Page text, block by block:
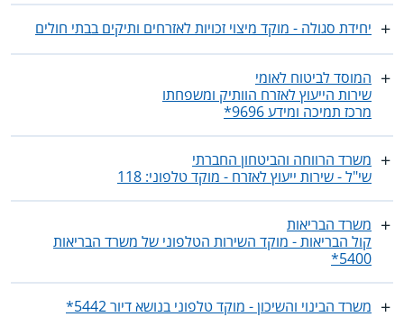
יחידת סגולה - מוקד מיצוי זכויות לאזרחים ותיקים בבתי חולים
המוסד לביטוח לאומי
שירות הייעוץ לאזרח הוותיק ומשפחתו
מרכז תמיכה ומידע 9696*
משרד הרווחה והביטחון החברתי
שי"ל - שירות ייעוץ לאזרח - מוקד טלפוני: 118
משרד הבריאות
קול הבריאות - מוקד השירות הטלפוני של משרד הבריאות
5400*
משרד הבינוי והשיכון - מוקד טלפוני בנושא דיור 5442*